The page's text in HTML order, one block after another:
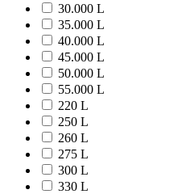
30.000 L
35.000 L
40.000 L
45.000 L
50.000 L
55.000 L
220 L
250 L
260 L
275 L
300 L
330 L